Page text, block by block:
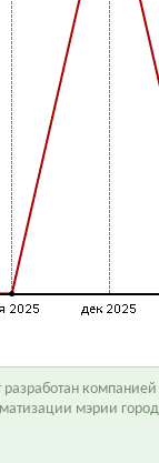
компанией
мэрии